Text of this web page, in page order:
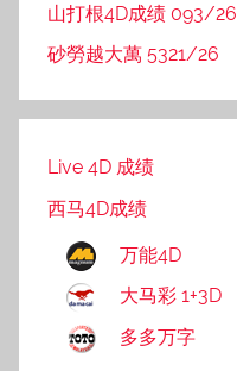
山打根4D成绩 093/26
砂勞越大萬 5321/26
Live 4D 成绩
西马4D成绩
万能4D
大马彩 1+3D
多多万字